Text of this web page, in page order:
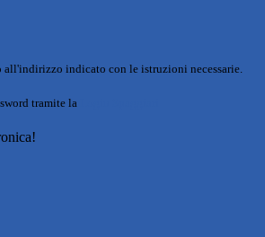
all'indirizzo indicato con le istruzioni necessarie.
tramite la